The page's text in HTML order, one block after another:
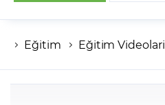
Hesap numaranız
Şifreniz
Eğitim Eğitim Videolari